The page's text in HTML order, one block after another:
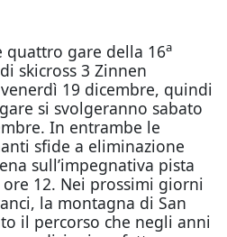
quattro gare della 16a
skicross 3 Zinnen
19 dicembre, quindi
si svolgeranno sabato
In entrambe le
sfide a eliminazione
sull’impegnativa pista
12. Nei prossimi giorni
la montagna di San
il percorso che negli anni